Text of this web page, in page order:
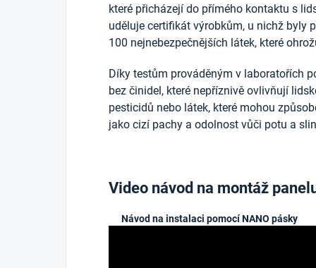
které přicházejí do přímého kontaktu s
uděluje certifikát výrobkům, u nichž byly
100 nejnebezpečnějších látek, které
Díky testům prováděným v laboratořích
bez činidel, které nepříznivě ovlivňují
pesticidů nebo látek, které mohou
jako cizí pachy a odolnost vůči potu a
Video návod na montáž
Návod na instalaci pomocí NANO pásky